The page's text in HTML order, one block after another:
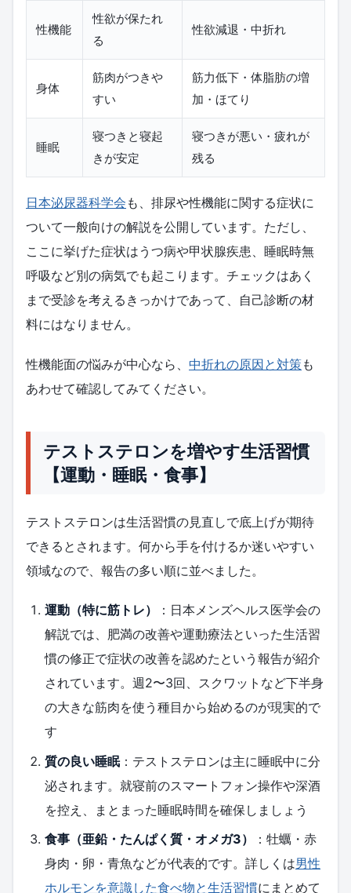
性機能
性欲が保たれ
る
性欲減退・中折れ
身体
筋肉がつきや
すい
筋力低下・体脂肪の増
加・ほてり
睡眠
寝つきと寝起
きが安定
寝つきが悪い・疲れが
残る
日本泌尿器科学会 も、排尿や性機能に関する症状に
ついて一般向けの解説を公開しています。ただし、
ここに挙げた症状はうつ病や甲状腺疾患、睡眠時無
呼吸など別の病気でも起こります。チェックはあく
まで受診を考えるきっかけであって、自己診断の材
料にはなりません。
性機能面の悩みが中心なら、 中折れの原因と対策も
あわせて確認してみてください。
テストステロンを増やす生活習慣
【運動・睡眠・食事】
テストステロンは生活習慣の見直しで底上げが期待
できるとされます。何から手を付けるか迷いやすい
領域なので、報告の多い順に並べました。
運動（特に筋トレ）
：日本メンズヘルス医学会の
解説では、肥満の改善や運動療法といった生活習
慣の修正で症状の改善を認めたという報告が紹介
されています。週2〜3回、スクワットなど下半身
の大きな筋肉を使う種目から始めるのが現実的で
す
質の良い睡眠：テストステロンは主に睡眠中に分
泌されます。就寝前のスマートフォン操作や深酒
を控え、まとまった睡眠時間を確保しましょう
食事（亜鉛・たんぱく質・オメガ3）
：牡蠣・赤
身肉・卵・青魚などが代表的です。詳しくは男性
ホルモンを意識した食べ物と生活習慣にまとめて